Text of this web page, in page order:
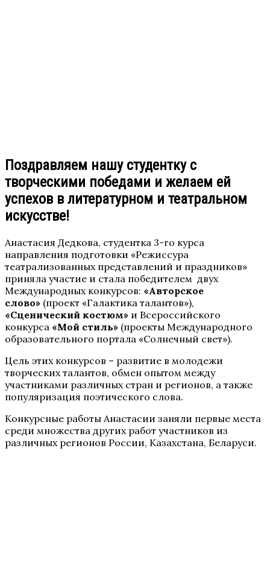
Поздравляем нашу студентку с
творческими победами и желаем ей
успехов в литературном и театральном
искусстве!
Анастасия Дедкова, студентка 3-го курса
направления подготовки «Режиссура
театрализованных представлений и праздников»
приняла участие и стала победителем двух
Международных конкурсов: «Авторское
слово» (проект «Галактика талантов»),
«Сценический костюм» и Всероссийского
конкурса «Мой стиль» (проекты Международного
образовательного портала «Солнечный свет»).
Цель этих конкурсов – развитие в молодежи
творческих талантов, обмен опытом между
участниками различных стран и регионов, а также
популяризация поэтического слова.
Конкурсные работы Анастасии заняли первые места
среди множества других работ участников из
различных регионов России, Казахстана, Беларуси.